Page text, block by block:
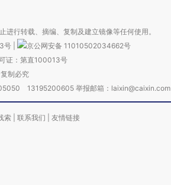
行转载、摘编、复制及建立镜像等任何使用。
号
京公网安备 11010502034662号
证：第直100013号
制必究
13195200605 举报邮箱：laixin@caixin.com
索 联系我们 友情链接